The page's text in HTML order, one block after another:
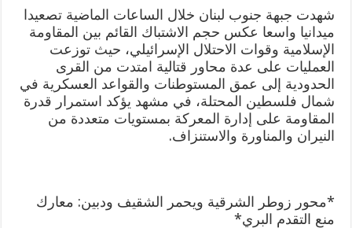
شهدت جبهة جنوب لبنان خلال الساعات الماضية تصعيدا
ميدانيا واسعا عكس حجم الاشتباك القائم بين المقاومة
الإسلامية وقوات الاحتلال الإسرائيلي، حيث توزعت
العمليات على عدة محاور قتالية امتدت من القرى
الحدودية إلى عمق المستوطنات والقواعد العسكرية في
شمال فلسطين المحتلة، في مشهد يؤكد استمرار قدرة
المقاومة على إدارة المعركة بمستويات متعددة من
النيران والمناورة والاستنزاف.
*محور زوطر الشرقية ويحمر الشقيف ودبين: معارك
منع التقدم البري*